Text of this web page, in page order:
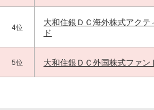
4位
大和住銀ＤＣ海外株式アクテ
ド
5位 大和住銀ＤＣ外国株式ファン